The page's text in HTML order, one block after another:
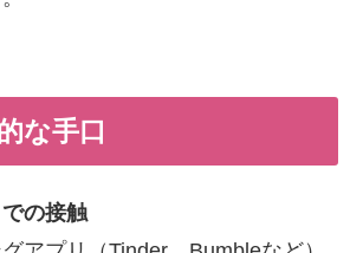
な手口
の接触